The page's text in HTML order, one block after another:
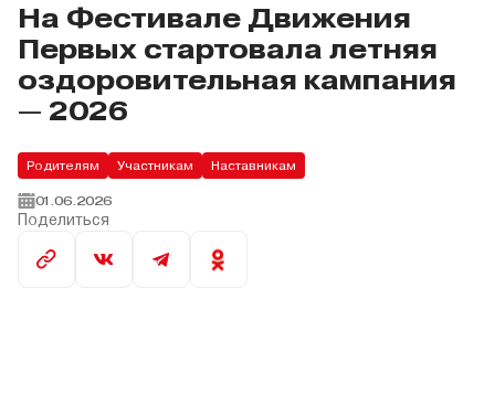
На Фестивале Движения
Первых стартовала летняя
оздоровительная кампания
— 2026
Родителям Участникам Наставникам
01.06.2026
Поделиться